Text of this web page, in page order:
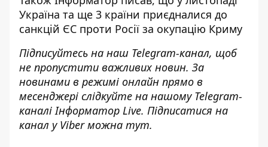
Україна та ще 3 країни приєдналися до
санкцій ЄС проти Росії за окупацію Криму
Підписуйтесь на наш Telegram-канал, щоб
не пропустити важливих новин. За
новинами в режимі онлайн прямо в
месенджері слідкуйте на нашому Telegram-
каналі Інформатор Live. Підписатися на
канал у Viber можна тут.